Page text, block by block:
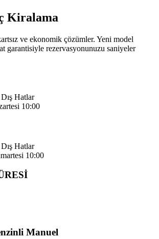
Kiralama
ve ekonomik çözümler. Yeni model
garantisiyle rezervasyonunuzu saniyeler
Hatlar
10:00
Hatlar
10:00
Manuel